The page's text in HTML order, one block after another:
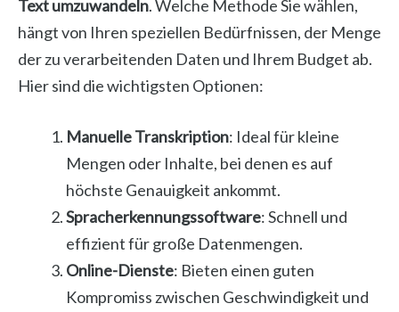
Text umzuwandeln. Welche Methode Sie wählen,
hängt von Ihren speziellen Bedürfnissen, der Menge
der zu verarbeitenden Daten und Ihrem Budget ab.
Hier sind die wichtigsten Optionen:
Manuelle Transkription: Ideal für kleine
Mengen oder Inhalte, bei denen es auf
höchste Genauigkeit ankommt.
Spracherkennungssoftware: Schnell und
effizient für große Datenmengen.
Online-Dienste: Bieten einen guten
Kompromiss zwischen Geschwindigkeit und